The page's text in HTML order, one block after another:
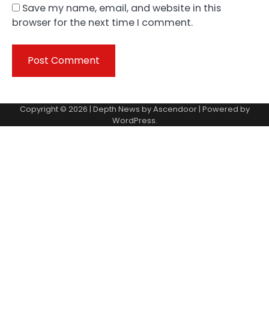
Save my name, email, and website in this
browser for the next time I comment.
Copyright © 2026 | Depth News byAscendoor| Powered by
WordPress.